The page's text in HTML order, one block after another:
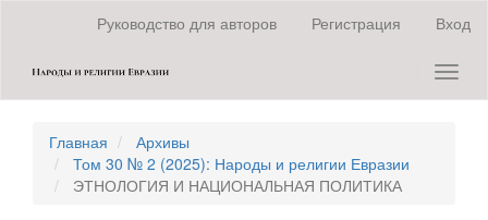
содержанию
страницы
навигация
Основное
содержание
Руководство для авторов Регистрация Вход
Главная
Архивы
Том 30 № 2 (2025): Народы и религии Евразии
ЭТНОЛОГИЯ И НАЦИОНАЛЬНАЯ ПОЛИТИКА